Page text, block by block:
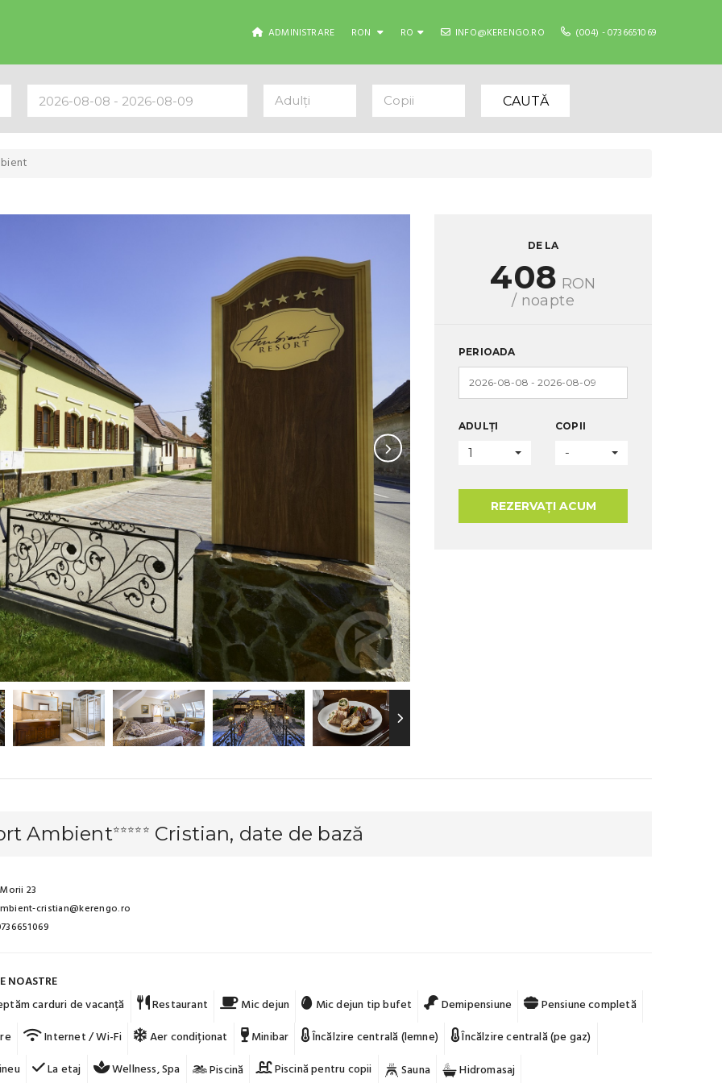
ADMINISTRARE RON RO INFO@KERENGO.RO (004) - 0736651069
Adulți Copii CAUTĂ
DE LA
408 RON
/ noapte
PERIOADA
ADULȚI
1
COPII
-
REZERVAȚI ACUM
Ambient⭐⭐⭐⭐⭐ Cristian, date de bază
23
cristian@kerengo.ro
NOASTRE
carduri de vacanță
Restaurant Mic dejun Mic dejun tip bufet Demipensiune
Pensiune completă
Internet / Wi-Fi Aer condiționat Minibar Încălzire centrală (lemne)
Încălzire centrală (pe gaz)
La etaj Wellness, Spa Piscină Piscină pentru copii Sauna Hidromasaj